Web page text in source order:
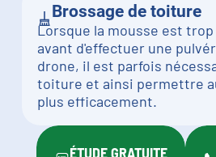
Brossage de toiture
Lorsque la mousse est
avant d'effectuer une
drone, il est parfois
toiture et ainsi permettre
plus efficacement.
ÉTUDE GRATUITE